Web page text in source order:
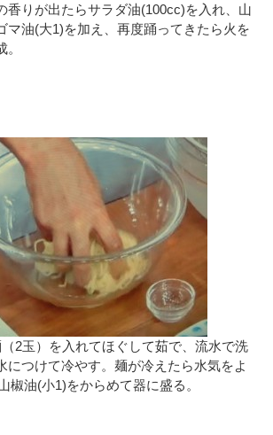
香りが出たらサラダ油(100cc)を入れ、山
マ油(大1)を加え、再度踊ってきたら火を
2玉）を入れてほぐして茹で、流水で洗
につけて冷やす。麺が冷えたら水気をよ
椒油(小1)をからめて器に盛る。